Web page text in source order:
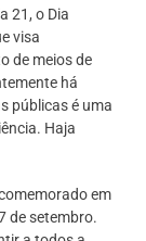
21, o Dia
visa
de meios de
há
públicas é uma
Haja
em
de setembro.